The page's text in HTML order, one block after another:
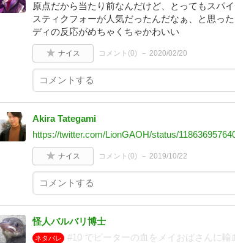
原点だから当たり前なんだけど、とってもスパ
スティクフォーが人気だったんだなぁ、と思っ
ディの反応がめちゃくちゃかわいい
ナイス コメント(0) 2020/02/20
Akira Tategami
https://twitter.com/LionGAOH/status/
ナイス コメント(0) 2019/10/22
怪人バルバリ博士
ネタバレ
#10 でピーターの血をメイおばさんに